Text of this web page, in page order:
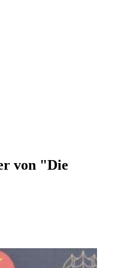
von "Die